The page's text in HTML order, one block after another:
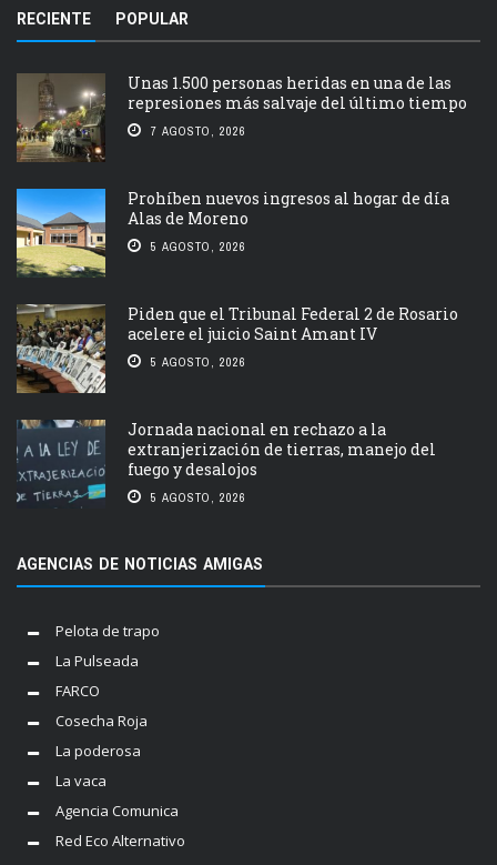
RECIENTE POPULAR
Unas 1.500 personas heridas en una de las
represiones más salvaje del último tiempo
7 AGOSTO, 2026
Prohíben nuevos ingresos al hogar de día
Alas de Moreno
5 AGOSTO, 2026
Piden que el Tribunal Federal 2 de Rosario
acelere el juicio Saint Amant IV
5 AGOSTO, 2026
Jornada nacional en rechazo a la
extranjerización de tierras, manejo del
fuego y desalojos
5 AGOSTO, 2026
AGENCIAS DE NOTICIAS AMIGAS
Pelota de trapo
La Pulseada
FARCO
Cosecha Roja
La poderosa
La vaca
Agencia Comunica
Red Eco Alternativo